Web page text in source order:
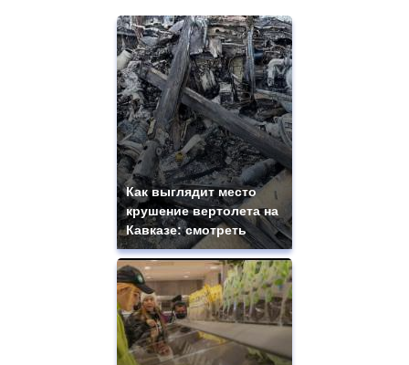
Как выглядит место
крушение вертолета на
Кавказе: смотреть